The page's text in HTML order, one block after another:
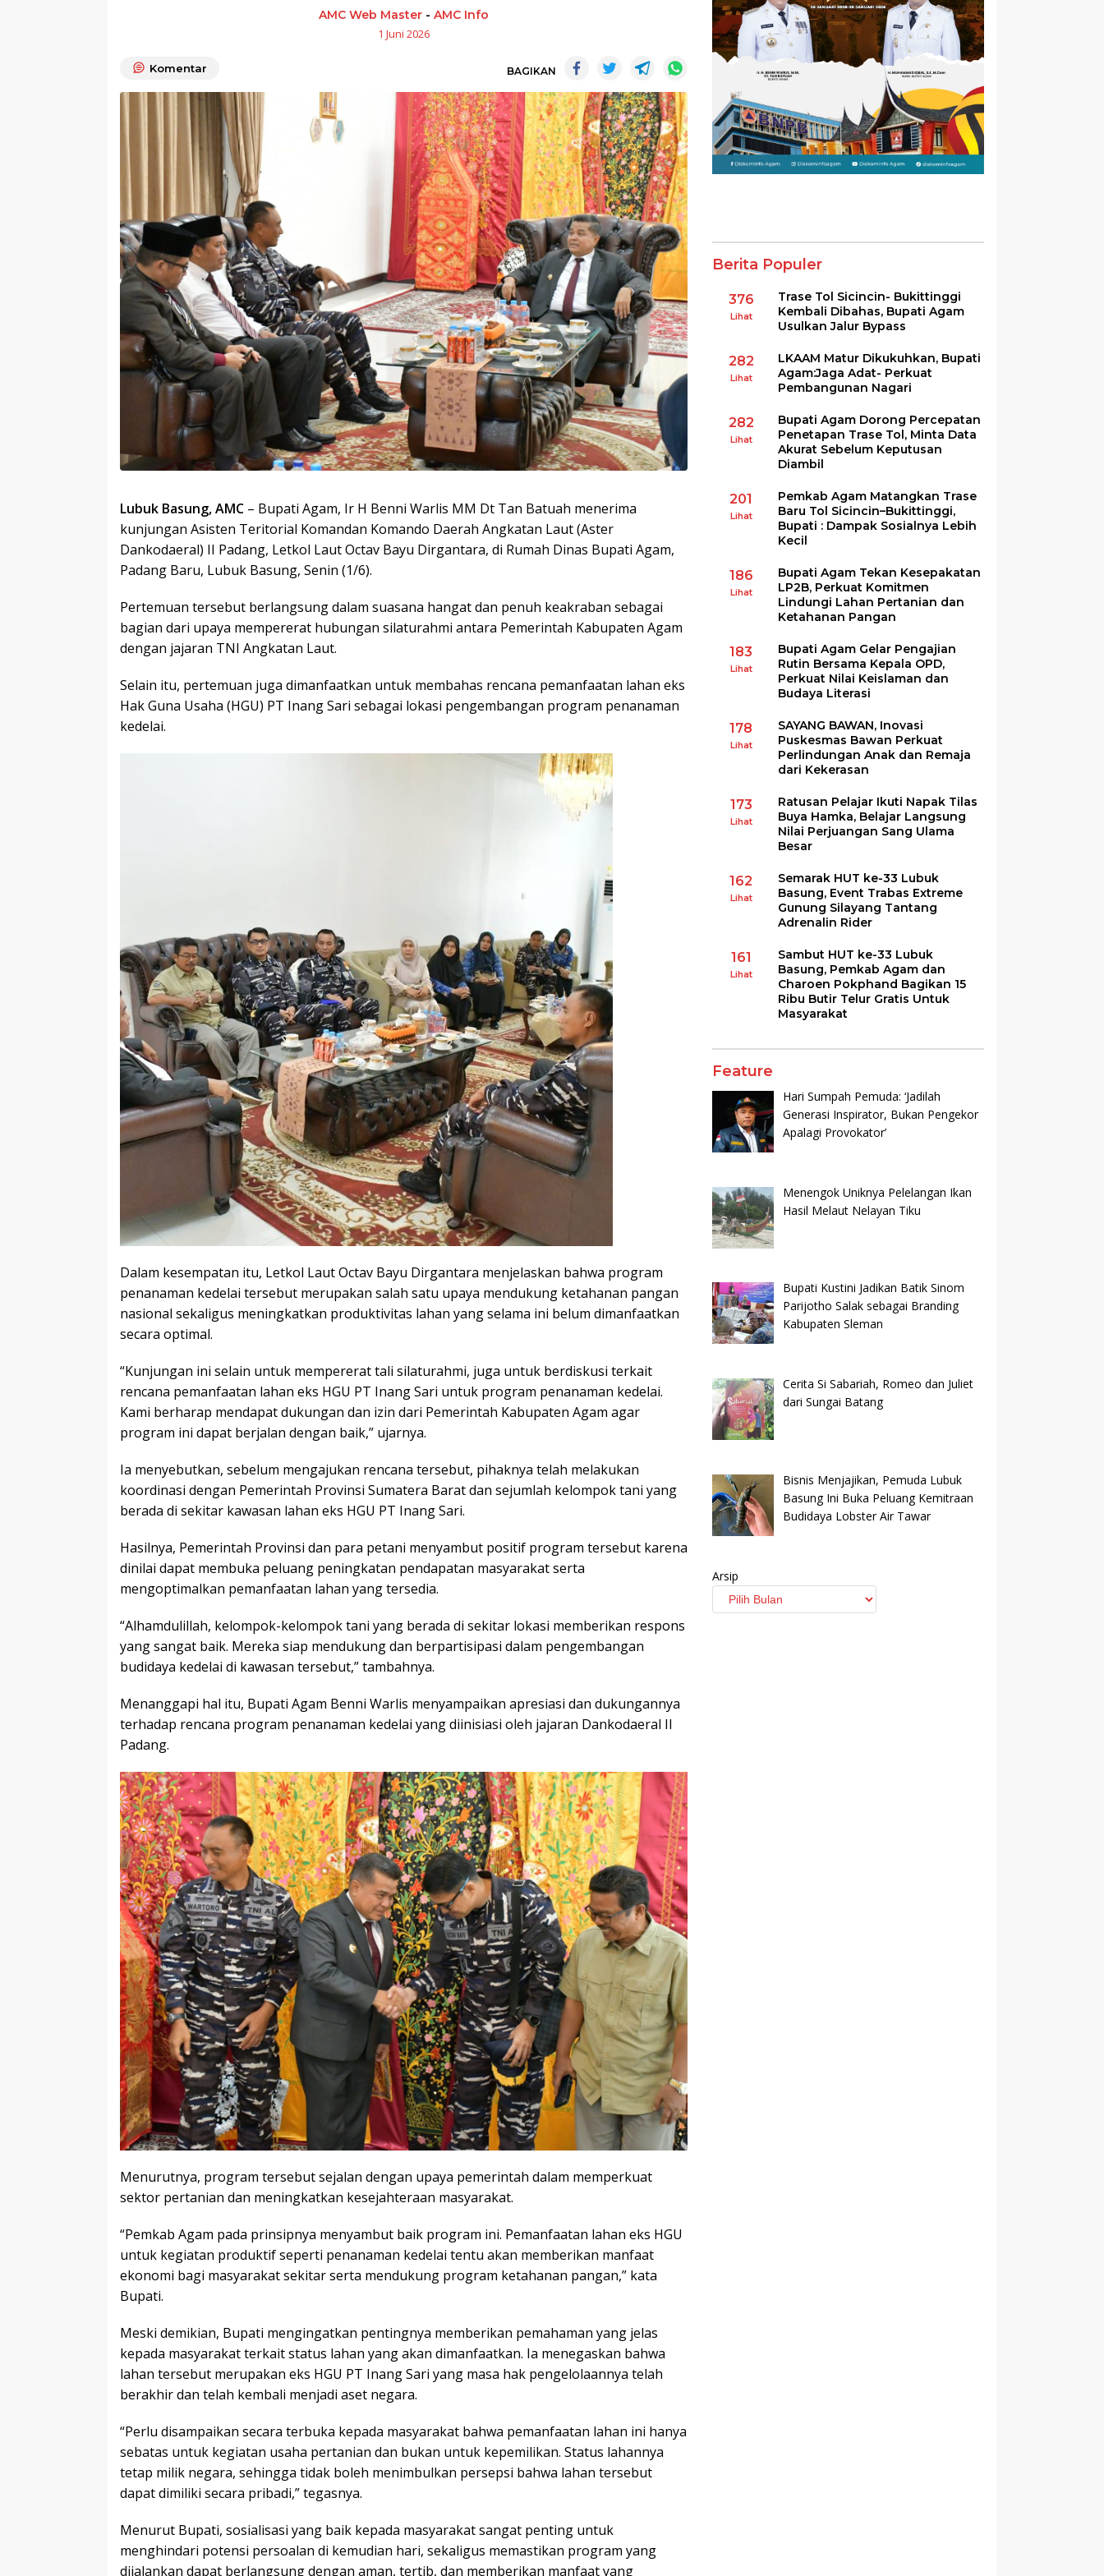
AMC Web Master -AMC Info
1 Juni 2026
Komentar BAGIKAN
Lubuk Basung, AMC – Bupati Agam, Ir H Benni Warlis MM Dt Tan Batuah menerima
kunjungan Asisten Teritorial Komandan Komando Daerah Angkatan Laut (Aster
Dankodaeral) II Padang, Letkol Laut Octav Bayu Dirgantara, di Rumah Dinas Bupati Agam,
Padang Baru, Lubuk Basung, Senin (1/6).
Pertemuan tersebut berlangsung dalam suasana hangat dan penuh keakraban sebagai
bagian dari upaya mempererat hubungan silaturahmi antara Pemerintah Kabupaten Agam
dengan jajaran TNI Angkatan Laut.
Selain itu, pertemuan juga dimanfaatkan untuk membahas rencana pemanfaatan lahan eks
Hak Guna Usaha (HGU) PT Inang Sari sebagai lokasi pengembangan program penanaman
kedelai.
Dalam kesempatan itu, Letkol Laut Octav Bayu Dirgantara menjelaskan bahwa program
penanaman kedelai tersebut merupakan salah satu upaya mendukung ketahanan pangan
nasional sekaligus meningkatkan produktivitas lahan yang selama ini belum dimanfaatkan
secara optimal.
“Kunjungan ini selain untuk mempererat tali silaturahmi, juga untuk berdiskusi terkait
rencana pemanfaatan lahan eks HGU PT Inang Sari untuk program penanaman kedelai.
Kami berharap mendapat dukungan dan izin dari Pemerintah Kabupaten Agam agar
program ini dapat berjalan dengan baik,” ujarnya.
Ia menyebutkan, sebelum mengajukan rencana tersebut, pihaknya telah melakukan
koordinasi dengan Pemerintah Provinsi Sumatera Barat dan sejumlah kelompok tani yang
berada di sekitar kawasan lahan eks HGU PT Inang Sari.
Hasilnya, Pemerintah Provinsi dan para petani menyambut positif program tersebut karena
dinilai dapat membuka peluang peningkatan pendapatan masyarakat serta
mengoptimalkan pemanfaatan lahan yang tersedia.
“Alhamdulillah, kelompok-kelompok tani yang berada di sekitar lokasi memberikan respons
yang sangat baik. Mereka siap mendukung dan berpartisipasi dalam pengembangan
budidaya kedelai di kawasan tersebut,” tambahnya.
Menanggapi hal itu, Bupati Agam Benni Warlis menyampaikan apresiasi dan dukungannya
terhadap rencana program penanaman kedelai yang diinisiasi oleh jajaran Dankodaeral II
Padang.
Menurutnya, program tersebut sejalan dengan upaya pemerintah dalam memperkuat
sektor pertanian dan meningkatkan kesejahteraan masyarakat.
“Pemkab Agam pada prinsipnya menyambut baik program ini. Pemanfaatan lahan eks HGU
untuk kegiatan produktif seperti penanaman kedelai tentu akan memberikan manfaat
ekonomi bagi masyarakat sekitar serta mendukung program ketahanan pangan,” kata
Bupati.
Meski demikian, Bupati mengingatkan pentingnya memberikan pemahaman yang jelas
kepada masyarakat terkait status lahan yang akan dimanfaatkan. Ia menegaskan bahwa
lahan tersebut merupakan eks HGU PT Inang Sari yang masa hak pengelolaannya telah
berakhir dan telah kembali menjadi aset negara.
“Perlu disampaikan secara terbuka kepada masyarakat bahwa pemanfaatan lahan ini hanya
sebatas untuk kegiatan usaha pertanian dan bukan untuk kepemilikan. Status lahannya
tetap milik negara, sehingga tidak boleh menimbulkan persepsi bahwa lahan tersebut
dapat dimiliki secara pribadi,” tegasnya.
Menurut Bupati, sosialisasi yang baik kepada masyarakat sangat penting untuk
menghindari potensi persoalan di kemudian hari, sekaligus memastikan program yang
dijalankan dapat berlangsung dengan aman, tertib, dan memberikan manfaat yang
Berita Populer
376
Lihat
Trase Tol Sicincin- Bukittinggi
Kembali Dibahas, Bupati Agam
Usulkan Jalur Bypass
282
Lihat
LKAAM Matur Dikukuhkan, Bupati
Agam:Jaga Adat- Perkuat
Pembangunan Nagari
282
Lihat
Bupati Agam Dorong Percepatan
Penetapan Trase Tol, Minta Data
Akurat Sebelum Keputusan
Diambil
201
Lihat
Pemkab Agam Matangkan Trase
Baru Tol Sicincin–Bukittinggi,
Bupati : Dampak Sosialnya Lebih
Kecil
186
Lihat
Bupati Agam Tekan Kesepakatan
LP2B, Perkuat Komitmen
Lindungi Lahan Pertanian dan
Ketahanan Pangan
183
Lihat
Bupati Agam Gelar Pengajian
Rutin Bersama Kepala OPD,
Perkuat Nilai Keislaman dan
Budaya Literasi
178
Lihat
SAYANG BAWAN, Inovasi
Puskesmas Bawan Perkuat
Perlindungan Anak dan Remaja
dari Kekerasan
173
Lihat
Ratusan Pelajar Ikuti Napak Tilas
Buya Hamka, Belajar Langsung
Nilai Perjuangan Sang Ulama
Besar
162
Lihat
Semarak HUT ke-33 Lubuk
Basung, Event Trabas Extreme
Gunung Silayang Tantang
Adrenalin Rider
161
Lihat
Sambut HUT ke-33 Lubuk
Basung, Pemkab Agam dan
Charoen Pokphand Bagikan 15
Ribu Butir Telur Gratis Untuk
Masyarakat
Feature
Hari Sumpah Pemuda: ‘Jadilah
Generasi Inspirator, Bukan Pengekor
Apalagi Provokator’
Menengok Uniknya Pelelangan Ikan
Hasil Melaut Nelayan Tiku
Bupati Kustini Jadikan Batik Sinom
Parijotho Salak sebagai Branding
Kabupaten Sleman
Cerita Si Sabariah, Romeo dan Juliet
dari Sungai Batang
Bisnis Menjajikan, Pemuda Lubuk
Basung Ini Buka Peluang Kemitraan
Budidaya Lobster Air Tawar
Arsip